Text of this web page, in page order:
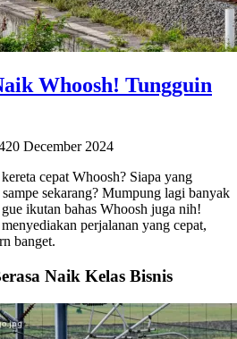
Whoosh! Tungguin
20 December 2024
cepat Whoosh? Siapa yang
sekarang? Mumpung lagi banyak
ikutan bahas Whoosh juga nih!
perjalanan yang cepat,
banget.
Naik Kelas Bisnis